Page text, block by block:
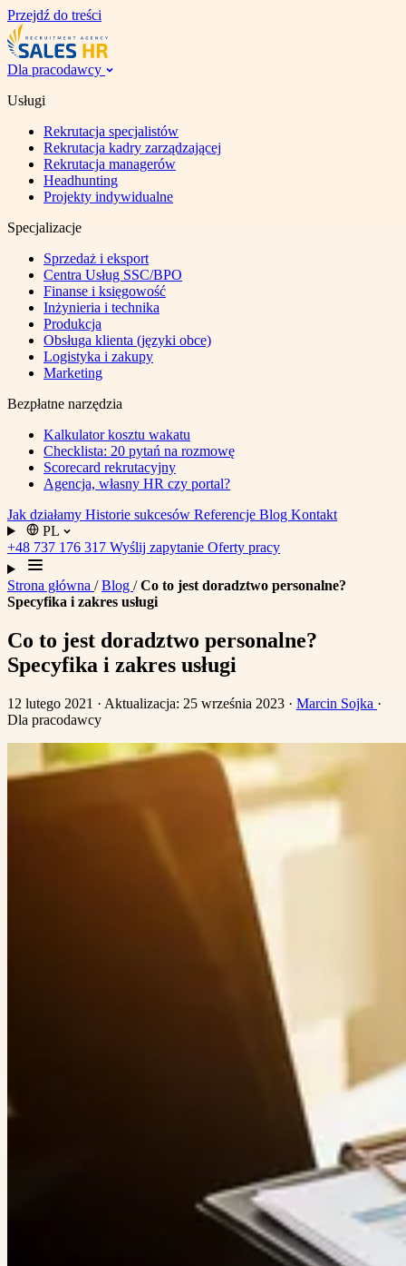
Przejdź do treści
Dla pracodawcy
Usługi
Rekrutacja specjalistów
Rekrutacja kadry zarządzającej
Rekrutacja managerów
Headhunting
Projekty indywidualne
Specjalizacje
Sprzedaż i eksport
Centra Usług SSC/BPO
Finanse i księgowość
Inżynieria i technika
Produkcja
Obsługa klienta (języki obce)
Logistyka i zakupy
Marketing
Bezpłatne narzędzia
Kalkulator kosztu wakatu
Checklista: 20 pytań na rozmowę
Scorecard rekrutacyjny
Agencja, własny HR czy portal?
Jak działamy Historie sukcesów Referencje Blog Kontakt
PL
+48 737 176 317 Wyślij zapytanie Oferty pracy
Strona główna /Blog /Co to jest doradztwo personalne?
Specyfika i zakres usługi
Co to jest doradztwo personalne?
Specyfika i zakres usługi
12 lutego 2021 · Aktualizacja: 25 września 2023 · Marcin Sojka ·
Dla pracodawcy